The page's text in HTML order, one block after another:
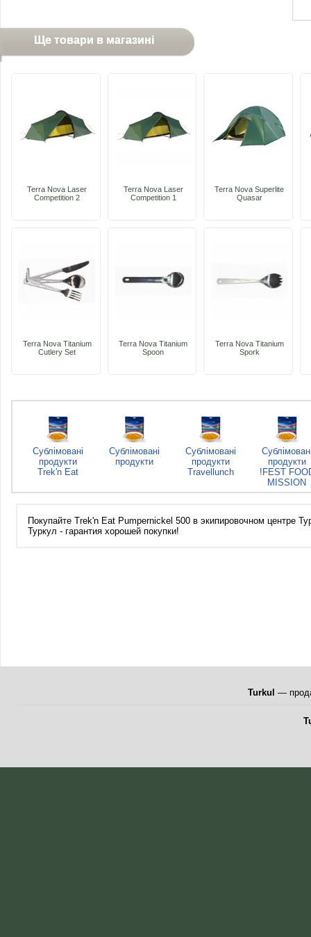
Ще товари в магазині
Terra Nova Laser
Competition 2
Terra Nova Laser
Competition 1
Terra Nova Superlite
Quasar
Terra Nova Titanium
Cutlery Set
Terra Nova Titanium
Spoon
Terra Nova Titanium
Spork
Сублімовані
продукти
Trek'n Eat
Сублімовані
продукти
Сублімовані
продукти
Travellunch
продукти
!FEST
MISSION
Покупайте Trek'n Eat Pumpernickel 500 в экипировочном центре
Туркул - гарантия хорошей покупки!
Turkul —